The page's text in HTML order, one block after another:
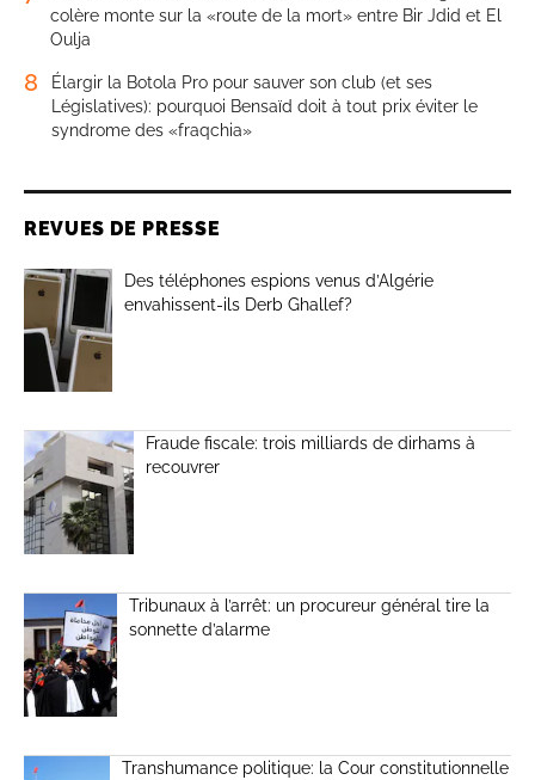
colère monte sur la «route de la mort» entre Bir Jdid et El
Oulja
8
Élargir la Botola Pro pour sauver son club (et ses
Législatives): pourquoi Bensaïd doit à tout prix éviter le
syndrome des «fraqchia»
REVUES DE PRESSE
Des téléphones espions venus d’Algérie
envahissent-ils Derb Ghallef?
Fraude fiscale: trois milliards de dirhams à
recouvrer
Tribunaux à l’arrêt: un procureur général tire la
sonnette d’alarme
Transhumance politique: la Cour constitutionnelle